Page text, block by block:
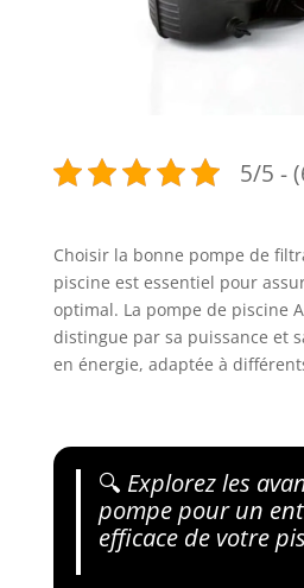
5/5 -
Choisir la bonne pompe de
piscine est essentiel pour
optimal. La pompe de piscine
distingue par sa puissance et
en énergie, adaptée à
🔍 Explorez les
pompe pour un
efficace de votre